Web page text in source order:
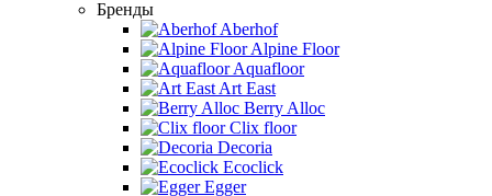
Бренды
Aberhof
Alpine Floor
Aquafloor
Art East
Berry Alloc
Clix floor
Decoria
Ecoclick
Egger